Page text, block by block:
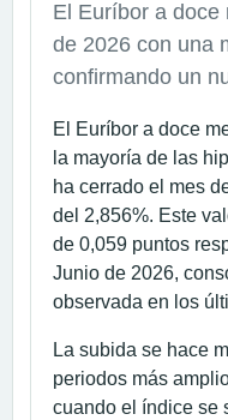
El Euríbor a doce
de 2026 con una
confirmando un
El Euríbor a doce
la mayoría de las
ha cerrado el mes
del 2,856%. Este
de 0,059 puntos
Junio de 2026,
observada en los
La subida se hace
periodos más
cuando el índice se